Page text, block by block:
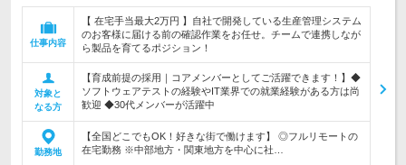
仕事内容
【 在宅手当最大2万円 】自社で開発している生産管理システム
のお客様に届ける前の確認作業をお任せ。チームで連携しなが
ら製品を育てるポジション！
対象と
なる方
【育成前提の採用｜コアメンバーとしてご活躍できます！】◆
ソフトウェアテストの経験やIT業界での就業経験がある方は尚
歓迎 ◆30代メンバーが活躍中
勤務地
【全国どこでもOK！好きな街で働けます】 ◎フルリモートの
在宅勤務 ※中部地方・関東地方を中心に社…